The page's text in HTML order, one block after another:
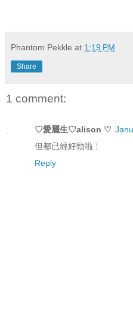
Phantom Pekkle at 1:19 PM
Share
1 comment:
♡愛麗生♡alison ♡
但都已經好勁啦﹗
Reply